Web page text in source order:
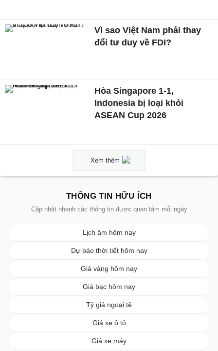
Vì sao Việt Nam phải thay
đổi tư duy về FDI?
Hòa Singapore 1-1,
Indonesia bị loại khỏi
ASEAN Cup 2026
Xem thêm
THÔNG TIN HỮU ÍCH
Cập nhật nhanh các thông tin được quan tâm mỗi ngày
Lịch âm hôm nay
Dự báo thời tiết hôm nay
Giá vàng hôm nay
Giá bạc hôm nay
Tỷ giá ngoại tệ
Giá xe ô tô
Giá xe máy